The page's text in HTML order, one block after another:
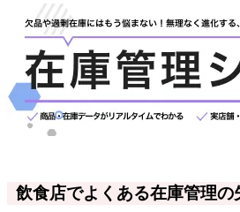
飲食店でよくある在庫管理の